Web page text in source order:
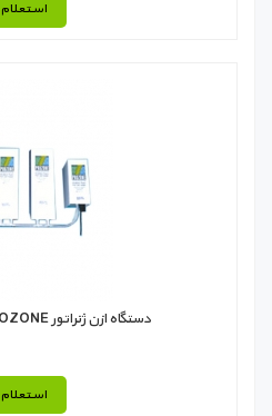
استعلام
دستگاه ازن ژنراتور PROZONE مدل PZII-12
استعلام